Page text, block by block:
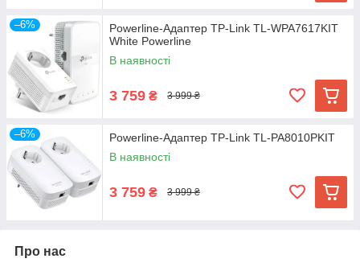
–6%
Powerline-Адаптер TP-Link TL-WPA7617KIT
White Powerline
В наявності
3 759 ₴ 3 999 ₴
–6%
Powerline-Адаптер TP-Link TL-PA8010PKIT
В наявності
3 759 ₴ 3 999 ₴
Про нас